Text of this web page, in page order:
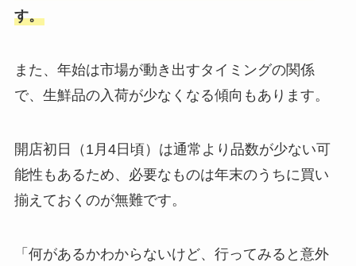
す。
また、年始は市場が動き出すタイミングの関係
で、生鮮品の入荷が少なくなる傾向もあります。
開店初日（1月4日頃）は通常より品数が少ない可
能性もあるため、必要なものは年末のうちに買い
揃えておくのが無難です。
「何があるかわからないけど、行ってみると意外